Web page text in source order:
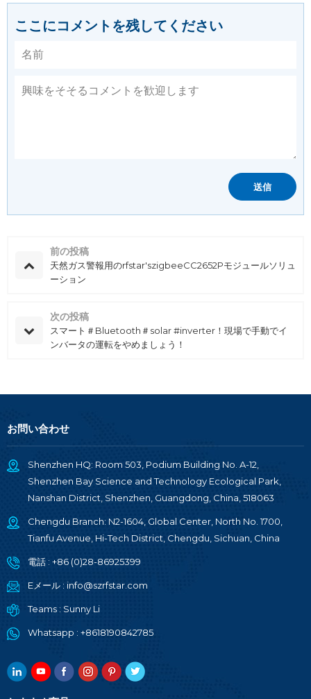
ここにコメントを残してください
前の投稿
天然ガス警報用のrfstar'szigbeeCC2652Pモジュールソリュ
ーション
次の投稿
スマート＃Bluetooth＃solar #inverter！現場で手動でイ
ンバータの運転をやめましょう！
お問い合わせ
Shenzhen HQ: Room 503, Podium Building No. A-12,
Shenzhen Bay Science and Technology Ecological Park,
Nanshan District, Shenzhen, Guangdong, China, 518063
Chengdu Branch: N2-1604, Global Center, North No. 1700,
Tianfu Avenue, Hi-Tech District, Chengdu, Sichuan, China
電話 : +86 (0)28-86925399
Eメール : info@szrfstar.com
Teams : Sunny Li
Whatsapp : +8618190842785